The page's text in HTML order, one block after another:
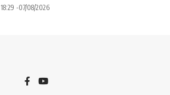
18:29 -07/08/2026